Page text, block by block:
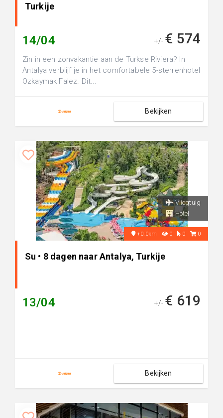
Turkije
14/04 +/- € 574
Zin in een zonvakantie aan de Turkse Riviera? In
Antalya verblijf je in het comfortabele 5-sterrenhotel
Ozkaymak Falez. Dit...
Bekijken
Vliegtuig
Hotel
+0.0km 0 0 0
Su • 8 dagen naar Antalya, Turkije
13/04 +/- € 619
Bekijken